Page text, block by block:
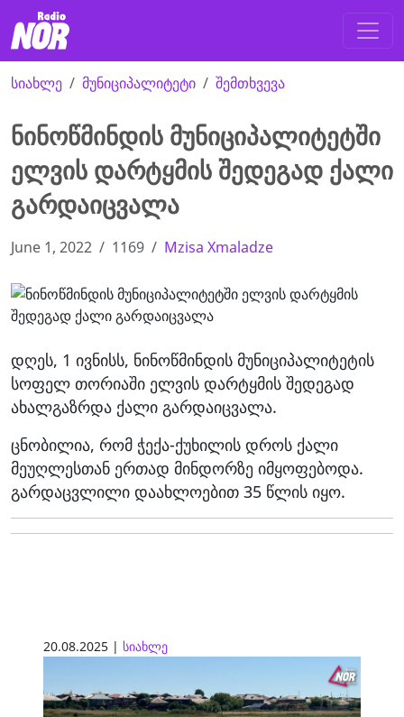
სიახლე მუნიციპალიტეტი შემთხვევა
ნინოწმინდის მუნიციპალიტეტში
ელვის დარტყმის შედეგად ქალი
გარდაიცვალა
June 1, 2022 1169 Mzisa Xmaladze
დღეს, 1 ივნისს, ნინოწმინდის მუნიციპალიტეტის
სოფელ თორიაში ელვის დარტყმის შედეგად
ახალგაზრდა ქალი გარდაიცვალა.
ცნობილია, რომ ჭექა-ქუხილის დროს ქალი
მეუღლესთან ერთად მინდორზე იმყოფებოდა.
გარდაცვლილი დაახლოებით 35 წლის იყო.
20.08.2025 | სიახლე